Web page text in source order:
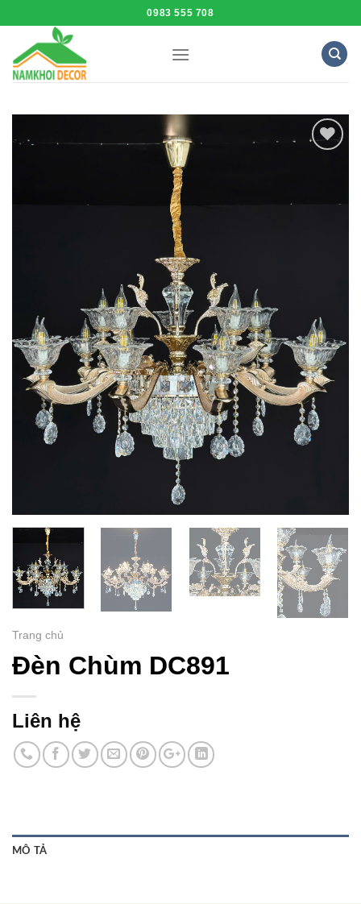
to
content
0983 555 708
Trang chủ
Đèn Chùm DC891
Liên hệ
MÔ TẢ